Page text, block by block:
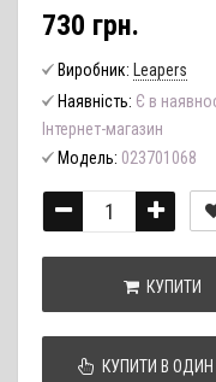
730 грн.
Виробник:
Leapers
Наявність: Є в
Інтернет-магазин
Модель: 023701068
КУПИТИ
КУПИТИ В ОДИН